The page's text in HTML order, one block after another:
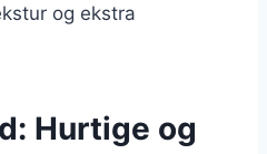
og ekstra
Hurtige og